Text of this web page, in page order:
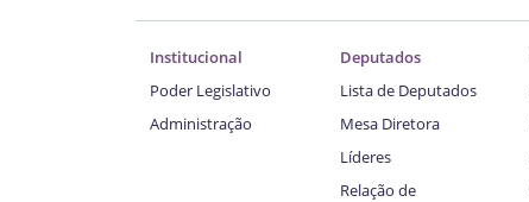
Institucional
Poder Legislativo
Administração
Deputados
Lista de Deputados
Mesa Diretora
Líderes
Relação de